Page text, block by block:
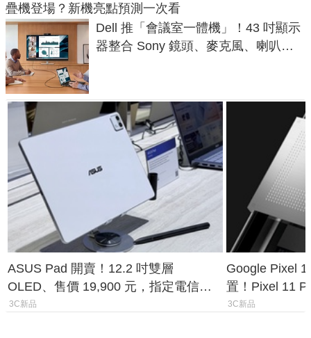
疊機登場？新機亮點預測一次看
Dell 推「會議室一體機」！43 吋顯示
器整合 Sony 鏡頭、麥克風、喇叭，
ASUS Pad 開賣！12.2 吋雙層
OLED、售價 19,900 元，指定電信資
費最低 0 元入手
3C新品
Google Pixel
置！Pixel 11
1.6%
3C新品